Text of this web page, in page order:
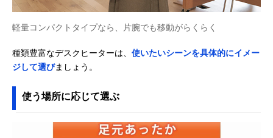
軽量コンパクトタイプなら、片腕でも移動がらくらく
種類豊富なデスクヒーターは、 使いたいシーンを具体的にイメー
ジして選びましょう。
使う場所に応じて選ぶ